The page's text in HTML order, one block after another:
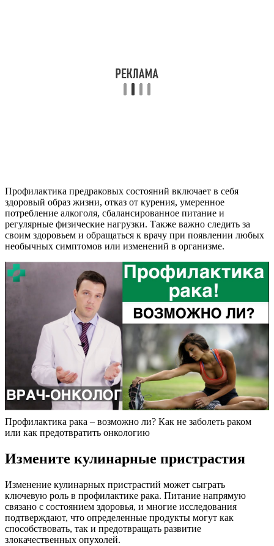
Профилактика предраковых состояний включает в себя
здоровый образ жизни, отказ от курения, умеренное
потребление алкоголя, сбалансированное питание и
регулярные физические нагрузки. Также важно следить за
своим здоровьем и обращаться к врачу при появлении любых
необычных симптомов или изменений в организме.
Профилактика рака – возможно ли? Как не заболеть раком
или как предотвратить онкологию
Измените кулинарные пристрастия
Изменение кулинарных пристрастий может сыграть
ключевую роль в профилактике рака. Питание напрямую
связано с состоянием здоровья, и многие исследования
подтверждают, что определенные продукты могут как
способствовать, так и предотвращать развитие
злокачественных опухолей.